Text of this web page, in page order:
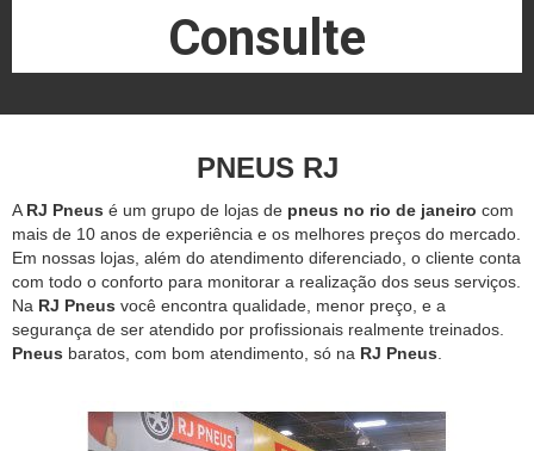
Consulte
PNEUS RJ
A RJ Pneus é um grupo de lojas de pneus no rio de janeiro com
mais de 10 anos de experiência e os melhores preços do mercado.
Em nossas lojas, além do atendimento diferenciado, o cliente conta
com todo o conforto para monitorar a realização dos seus serviços.
Na RJ Pneus você encontra qualidade, menor preço, e a
segurança de ser atendido por profissionais realmente treinados.
Pneus baratos, com bom atendimento, só na RJ Pneus